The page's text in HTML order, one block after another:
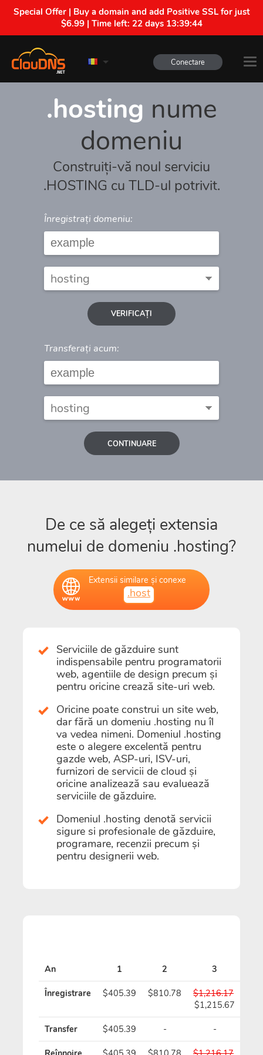
Special Offer | Buy a domain and add Positive SSL for just
$6.99 | Time left: 22 days 13:39:44
Conectare
.hosting nume
domeniu
Construiți-vă noul serviciu
.HOSTING cu TLD-ul potrivit.
Înregistrați domeniu:
VERIFICAȚI
Transferați acum:
CONTINUARE
De ce să alegeți extensia
numelui de domeniu .hosting?
Extensii similare și conexe
.host
Serviciile de găzduire sunt
indispensabile pentru programatorii
web, agentiile de design precum și
pentru oricine crează site-uri web.
Oricine poate construi un site web,
dar fără un domeniu .hosting nu îl
va vedea nimeni. Domeniul .hosting
este o alegere excelentă pentru
gazde web, ASP-uri, ISV-uri,
furnizori de servicii de cloud și
oricine analizează sau evaluează
serviciile de găzduire.
Domeniul .hosting denotă servicii
sigure si profesionale de găzduire,
programare, recenzii precum și
pentru designerii web.
An 1 2 3
Înregistrare $405.39 $810.78
$1,216.17
$1,215.67
Transfer $405.39 - -